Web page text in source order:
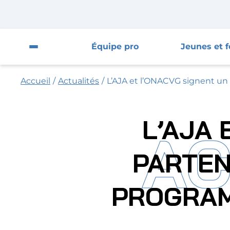
Ouvrir le menu du site
Équipe pro Jeunes et
Accueil / Actualités / L’AJA et l’ONACVG signent
L’AJA